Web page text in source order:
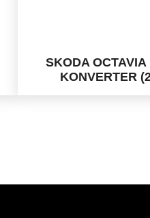
SKODA
KONVERTER